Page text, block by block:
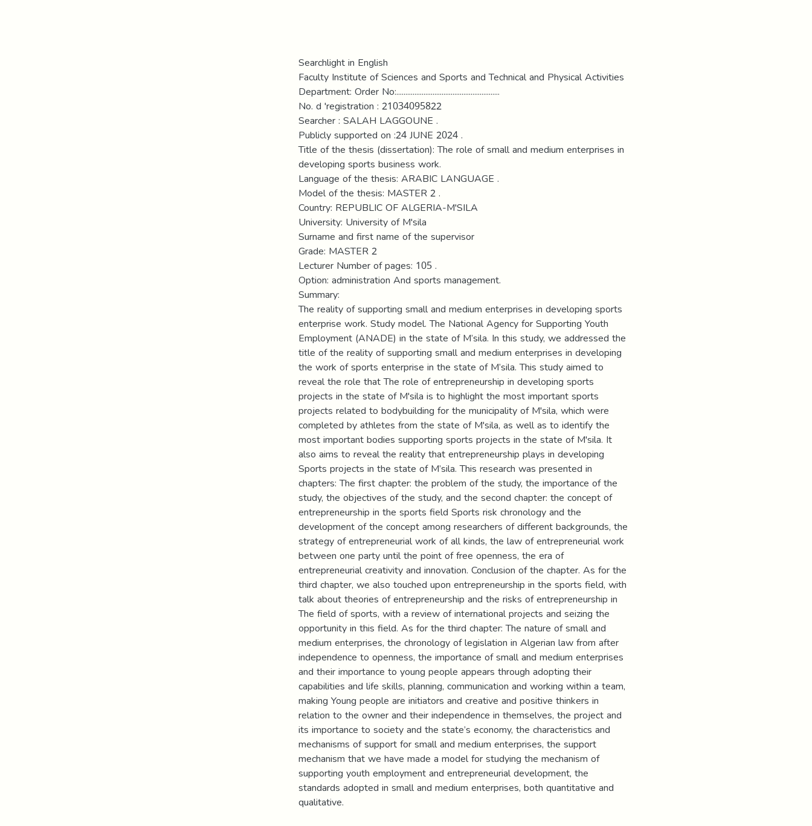
Searchlight in English
Faculty Institute of Sciences and Sports and Technical and Physical Activities
Department: Order No:.........................................................
No. d 'registration : 21034095822
Searcher : SALAH LAGGOUNE .
Publicly supported on :24 JUNE 2024 .
Title of the thesis (dissertation): The role of small and medium enterprises in
developing sports business work.
Language of the thesis: ARABIC LANGUAGE .
Model of the thesis: MASTER 2 .
Country: REPUBLIC OF ALGERIA-M'SILA
University: University of M'sila
Surname and first name of the supervisor
Grade: MASTER 2
Lecturer Number of pages: 105 .
Option: administration And sports management.
Summary:
The reality of supporting small and medium enterprises in developing sports
enterprise work. Study model. The National Agency for Supporting Youth
Employment (ANADE) in the state of M’sila. In this study, we addressed the
title of the reality of supporting small and medium enterprises in developing
the work of sports enterprise in the state of M’sila. This study aimed to
reveal the role that The role of entrepreneurship in developing sports
projects in the state of M'sila is to highlight the most important sports
projects related to bodybuilding for the municipality of M'sila, which were
completed by athletes from the state of M'sila, as well as to identify the
most important bodies supporting sports projects in the state of M'sila. It
also aims to reveal the reality that entrepreneurship plays in developing
Sports projects in the state of M’sila. This research was presented in
chapters: The first chapter: the problem of the study, the importance of the
study, the objectives of the study, and the second chapter: the concept of
entrepreneurship in the sports field Sports risk chronology and the
development of the concept among researchers of different backgrounds, the
strategy of entrepreneurial work of all kinds, the law of entrepreneurial work
between one party until the point of free openness, the era of
entrepreneurial creativity and innovation. Conclusion of the chapter. As for the
third chapter, we also touched upon entrepreneurship in the sports field, with
talk about theories of entrepreneurship and the risks of entrepreneurship in
The field of sports, with a review of international projects and seizing the
opportunity in this field. As for the third chapter: The nature of small and
medium enterprises, the chronology of legislation in Algerian law from after
independence to openness, the importance of small and medium enterprises
and their importance to young people appears through adopting their
capabilities and life skills, planning, communication and working within a team,
making Young people are initiators and creative and positive thinkers in
relation to the owner and their independence in themselves, the project and
its importance to society and the state’s economy, the characteristics and
mechanisms of support for small and medium enterprises, the support
mechanism that we have made a model for studying the mechanism of
supporting youth employment and entrepreneurial development, the
standards adopted in small and medium enterprises, both quantitative and
qualitative.